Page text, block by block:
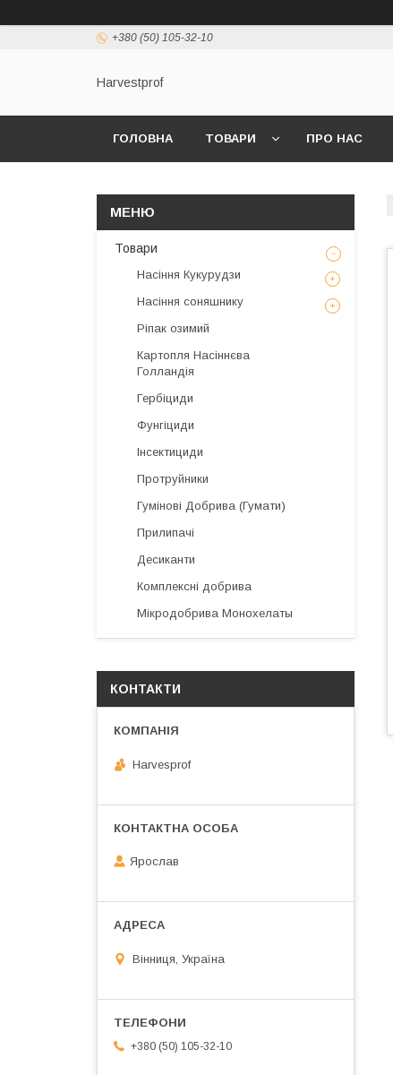
+380 (50) 105-32-10
Harvestprof
ГОЛОВНА ТОВАРИ ПРО НАС
Товари
Насіння Кукурудзи
Насіння соняшнику
Ріпак озимий
Картопля Насіннєва
Голландія
Гербіциди
Фунгіциди
Інсектициди
Протруйники
Гумінові Добрива (Гумати)
Прилипачі
Десиканти
Комплексні добрива
Мікродобрива Монохелаты
КОНТАКТИ
Harvesprof
Ярослав
Вінниця, Україна
+380 (50) 105-32-10